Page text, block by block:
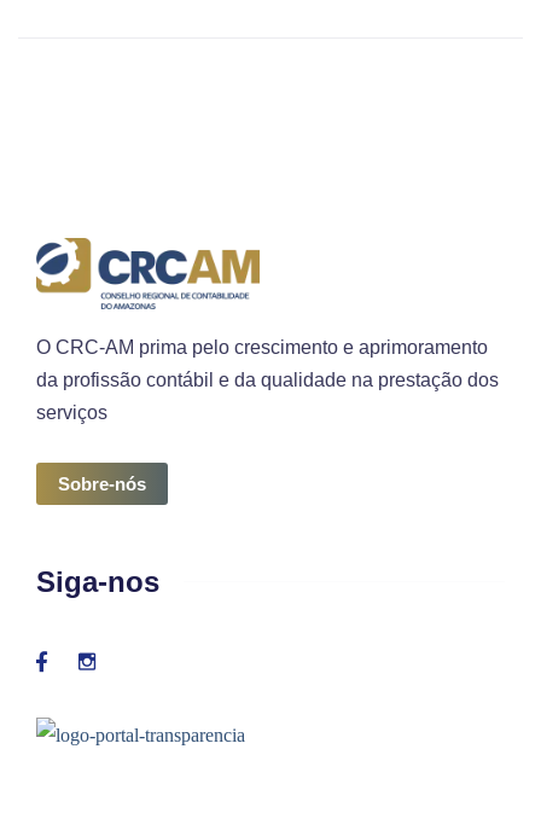
O CRC-AM prima pelo crescimento e aprimoramento
da profissão contábil e da qualidade na prestação dos
serviços
Sobre-nós
Siga-nos